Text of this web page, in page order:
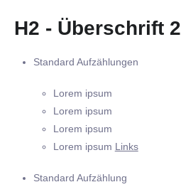
H2 - Überschrift 2
Standard Aufzählungen
Lorem ipsum
Lorem ipsum
Lorem ipsum
Lorem ipsum Links
Standard Aufzählung